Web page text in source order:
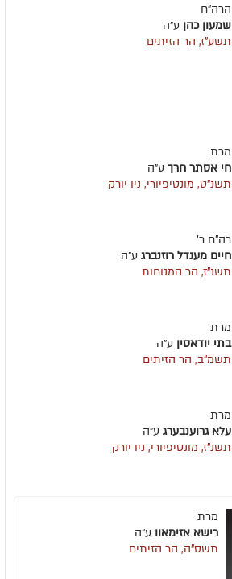
הרה"ח
שמעון כהן ע״ה
תשע"ז, הר הזיתים
מרת
חי אסתר חרך ע״ה
תשנ"ט, מונטיפיורי, ניו יורק
רה"ח ר'
חיים מענדל רוזנברג ע״ה
תשנ"ז, הר המנוחות
מרת
בתי יודאסין ע״ה
תשמ"ב, הר הזיתים
מרת
עלא גרוענבערג ע״ה
תשנ"ז, מונטיפיורי, ניו יורק
מרת
רישא אזימאוו ע״ה
תשס"ה, הר הזיתים